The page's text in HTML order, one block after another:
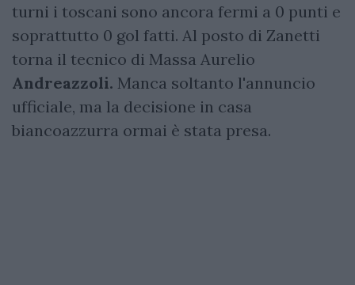
turni i toscani sono ancora fermi a 0 punti e
soprattutto 0 gol fatti. Al posto di Zanetti
torna il tecnico di Massa Aurelio
Andreazzoli. Manca soltanto l'annuncio
ufficiale, ma la decisione in casa
biancoazzurra ormai è stata presa.